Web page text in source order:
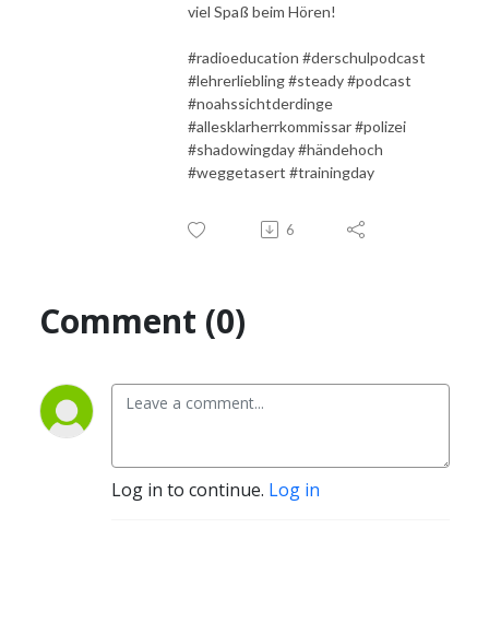
viel Spaß beim Hören!
#radioeducation #derschulpodcast
#lehrerliebling #steady #podcast
#noahssichtderdinge
#allesklarherrkommissar #polizei
#shadowingday #händehoch
#weggetasert #trainingday
6
Comment (0)
Log in to continue. Log in